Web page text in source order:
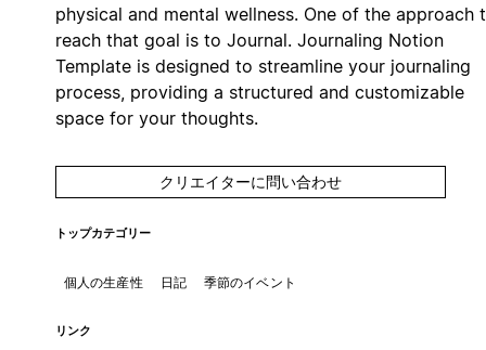
physical and mental wellness. One of the approach
reach that goal is to Journal. Journaling Notion
Template is designed to streamline your journaling
process, providing a structured and customizable
space for your thoughts.
クリエイターに問い合わせ
トップカテゴリー
個人の生産性 日記 季節のイベント
リンク